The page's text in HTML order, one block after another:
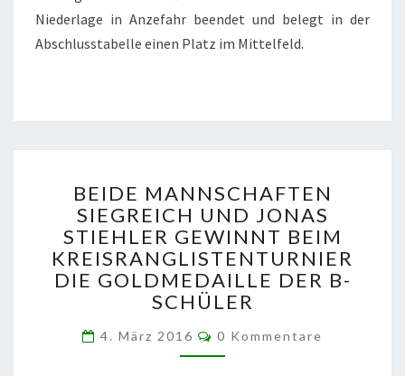
Niederlage in Anzefahr beendet und belegt in der
Abschlusstabelle einen Platz im Mittelfeld.
MANNSCHAFTEN
SIEGREICH
UND
JONAS
STIEHLER
GEWINNT
BEIM
DIE
BEIDE MANNSCHAFTEN
SIEGREICH UND JONAS
STIEHLER GEWINNT BEIM
KREISRANGLISTENTURNIER
DIE GOLDMEDAILLE DER B-
SCHÜLER
4. März 2016 Kommentare
0 Kommentare